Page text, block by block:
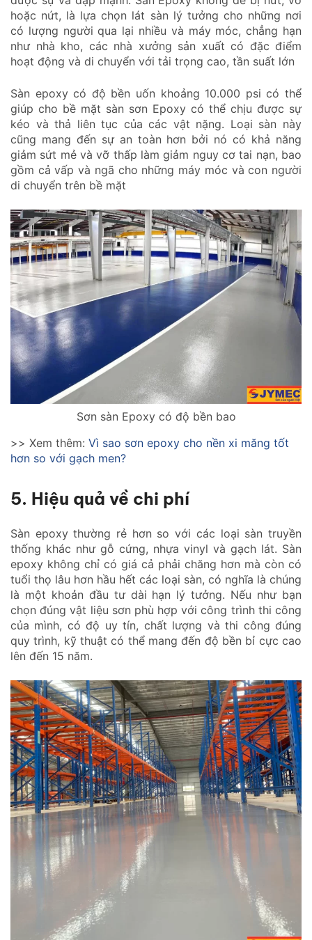
hoặc nứt, là lựa chọn lát sàn lý tưởng cho những nơi
có lượng người qua lại nhiều và máy móc, chẳng hạn
như nhà kho, các nhà xưởng sản xuất có đặc điểm
hoạt động và di chuyển với tải trọng cao, tần suất lớn
Sàn epoxy có độ bền uốn khoảng 10.000 psi có thể
giúp cho bề mặt sàn sơn Epoxy có thể chịu được sự
kéo và thả liên tục của các vật nặng. Loại sàn này
cũng mang đến sự an toàn hơn bởi nó có khả năng
giảm sứt mẻ và vỡ thấp làm giảm nguy cơ tai nạn, bao
gồm cả vấp và ngã cho những máy móc và con người
di chuyển trên bề mặt
Sơn sàn Epoxy có độ bền bao
>> Xem thêm: Vì sao sơn epoxy cho nền xi măng tốt
hơn so với gạch men?
5. Hiệu quả về chi phí
Sàn epoxy thường rẻ hơn so với các loại sàn truyền
thống khác như gỗ cứng, nhựa vinyl và gạch lát. Sàn
epoxy không chỉ có giá cả phải chăng hơn mà còn có
tuổi thọ lâu hơn hầu hết các loại sàn, có nghĩa là chúng
là một khoản đầu tư dài hạn lý tưởng. Nếu như bạn
chọn đúng vật liệu sơn phù hợp với công trình thi công
của mình, có độ uy tín, chất lượng và thi công đúng
quy trình, kỹ thuật có thể mang đến độ bền bỉ cực cao
lên đến 15 năm.